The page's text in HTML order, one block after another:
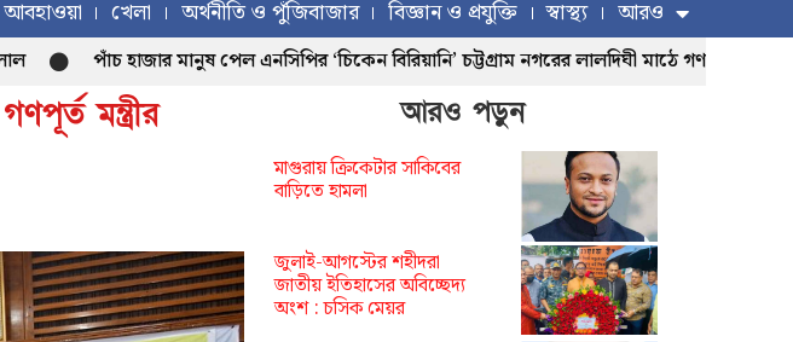
আবহাওয়া খেলা অর্থনীতি ও পুঁজিবাজার বিজ্ঞান ও প্রযুক্তি স্বাস্থ্য আরও
পাঁচ হাজার মানুষ পেল এনসিপির ‘চিকেন বিরিয়ানি’ চট্টগ্রাম নগরের লালদিঘী মাঠে গণভোজ
মন্ত্রীর আরও পড়ুন
মাগুরায় ক্রিকেটার সাকিবের
বাড়িতে হামলা
জুলাই-আগস্টের শহীদরা
জাতীয় ইতিহাসের অবিচ্ছেদ্য
অংশ : চসিক মেয়র